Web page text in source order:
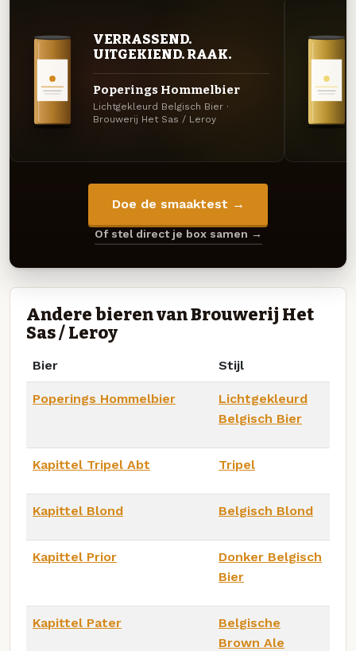
VERRASSEND.
UITGEKIEND. RAAK.
Poperings Hommelbier
Lichtgekleurd Belgisch Bier ·
Brouwerij Het Sas / Leroy
Doe de smaaktest →
Of stel direct je box samen →
Andere bieren van Brouwerij Het
Sas / Leroy
Bier Stijl
Poperings Hommelbier
Lichtgekleurd
Belgisch Bier
Kapittel Tripel Abt Tripel
Kapittel Blond Belgisch Blond
Kapittel Prior
Donker Belgisch
Bier
Kapittel Pater
Belgische
Brown Ale